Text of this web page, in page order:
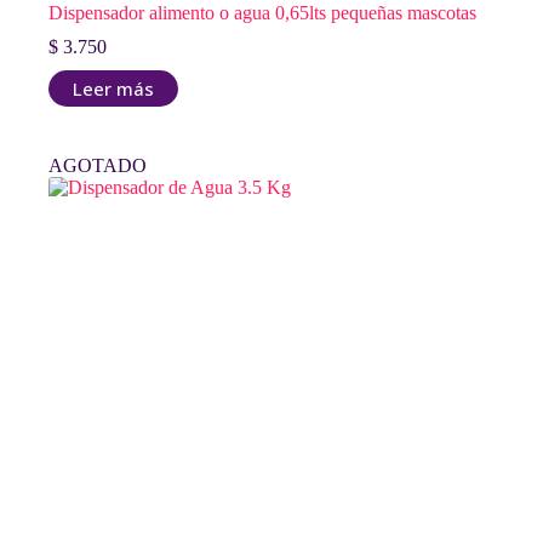
Dispensador alimento o agua 0,65lts pequeñas mascotas
$ 3.750
Leer más
AGOTADO